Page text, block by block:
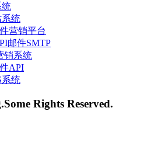
统
统
营销平台
邮件SMTP
销系统
API
系统
Rights Reserved.